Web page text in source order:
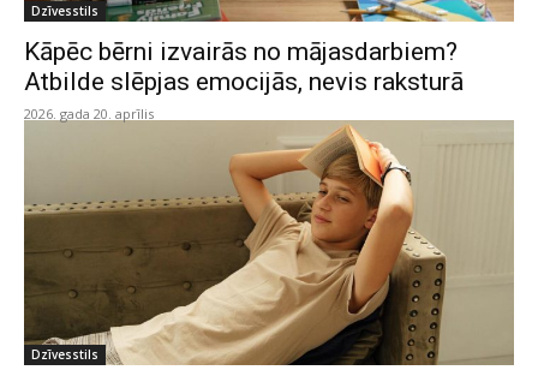
Dzīvesstils
Kāpēc bērni izvairās no mājasdarbiem?
Atbilde slēpjas emocijās, nevis raksturā
2026. gada 20. aprīlis
Dzīvesstils